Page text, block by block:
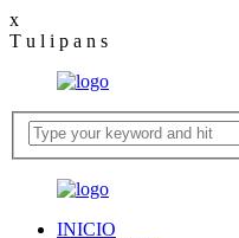
x
T u l i p a n s
INICIO